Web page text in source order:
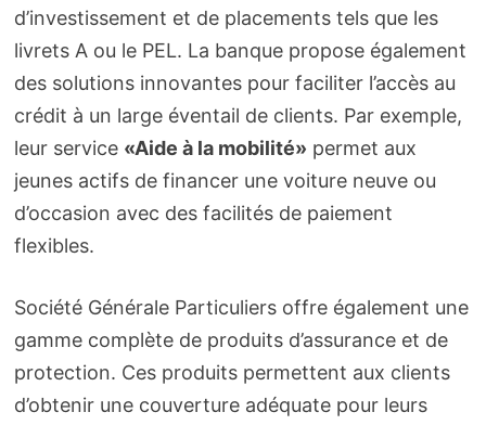
d’investissement et de placements tels que les
livrets A ou le PEL. La banque propose également
des solutions innovantes pour faciliter l’accès au
crédit à un large éventail de clients. Par exemple,
leur service «Aide à la mobilité» permet aux
jeunes actifs de financer une voiture neuve ou
d’occasion avec des facilités de paiement
flexibles.
Société Générale Particuliers offre également une
gamme complète de produits d’assurance et de
protection. Ces produits permettent aux clients
d’obtenir une couverture adéquate pour leurs